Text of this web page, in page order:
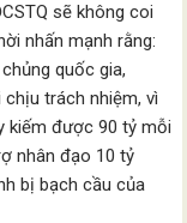
sẽ không coi
nhấn mạnh rằng:
quốc gia,
trách nhiệm, vì
kiếm được 90 tỷ mỗi
nhân đạo 10 tỷ
bị bạch cầu của